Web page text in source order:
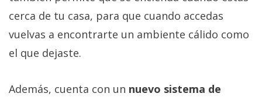
cerca de tu casa, para que cuando accedas
vuelvas a encontrarte un ambiente cálido como
el que dejaste.
Además, cuenta con un nuevo sistema de